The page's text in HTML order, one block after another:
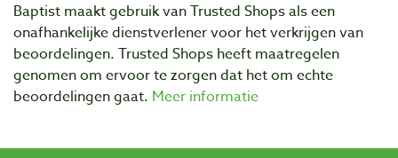
Baptist maakt gebruik van Trusted Shops als een
onafhankelijke dienstverlener voor het verkrijgen van
beoordelingen. Trusted Shops heeft maatregelen
genomen om ervoor te zorgen dat het om echte
beoordelingen gaat. Meer informatie